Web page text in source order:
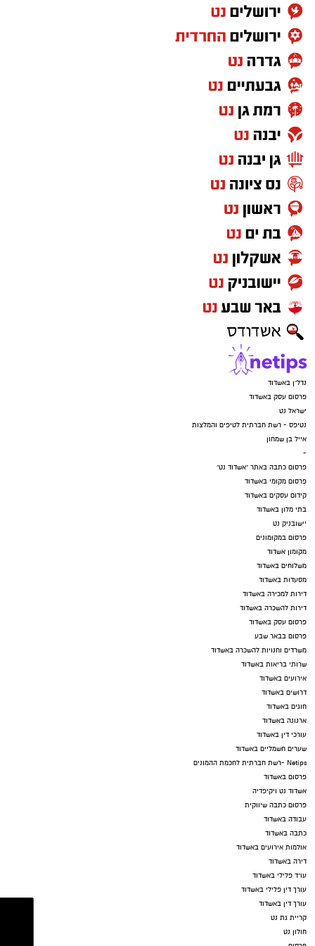
למשחק.
בקיץ 2024 יצא לאירופה וחתם בלבאריו היוונית.
לערב. אשתקד שיחק בשולה הצרפתית, כולל ב-
BCL ורשם 6.4 נקודות ו-5.6 ריבאונדים באירופה.
רוצה לעקוב אחרי הערוץ של הקבוצה "אשדוד נט"
ב-WhatsApp לחצו כאן
להורדת אפליקציה של אשדוד נט לחצו כאן
עקבו בפייסבוק
עקבו באינסטגרם
נדל"ן באשדוד
פרסום עסק באשדוד
ישראל נט
נטיפס - רשת חברתית לטיפים והמלצות
אייל בן שמחון
-
פרסום כתבה באתר "אשדוד נט"
פרסום מקומי באשדוד
קידום עסקים באשדוד
בתי מלון באשדוד
יישובניק נט
פרסום במקומונים
מקומון אשדוד
משלוחים באשדוד
מסעדות באשדוד
דירות למכירה באשדוד
דירות להשכרה באשדוד
פרסום עסק באשדוד
פרסום בבאר שבע
משרדים וחנויות להשכרה באשדוד
שרותי בריאות באשדוד
אירועים באשדוד
דרושים באשדוד
חוגים באשדוד
ארנונה באשדוד
עורכי דין באשדוד
שערים חשמליים באשדוד
Netips -רשת חברתית לחכמת ההמונים
פרסום באשדוד
אשדוד נט ויקיפדיה
פרסום כתבה שיווקית
עבודה באשדוד
כתבה באשדוד
אולמות אירועים באשדוד
דירה באשדוד
עו"ד פלילי באשדוד
עורך דין פלילי באשדוד
עורך דין באשדוד
קריית גת נט
חולון נט